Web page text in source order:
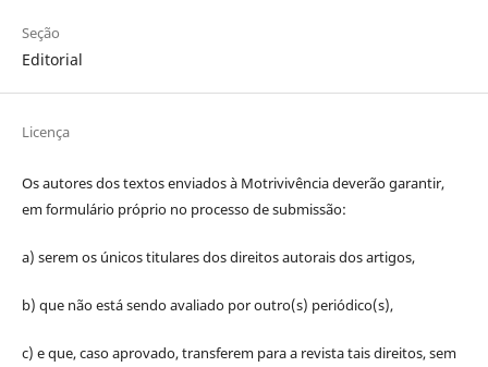
Seção
Editorial
Licença
Os autores dos textos enviados à Motrivivência deverão garantir,
em formulário próprio no processo de submissão:
a) serem os únicos titulares dos direitos autorais dos artigos,
b) que não está sendo avaliado por outro(s) periódico(s),
c) e que, caso aprovado, transferem para a revista tais direitos, sem